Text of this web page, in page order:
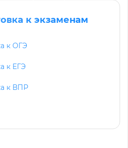
к экзаменам
к ОГЭ
к ЕГЭ
к ВПР